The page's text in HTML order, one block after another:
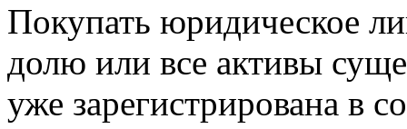
Покупать юридическое
долю или все активы
уже зарегистрирована в